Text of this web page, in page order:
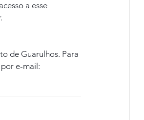
a esse
de Guarulhos. Para
e-mail: